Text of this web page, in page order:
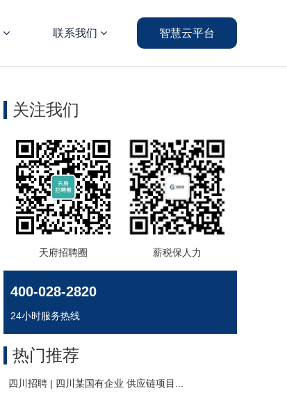
联系我们 智慧云平台
关注我们
400-028-2820
24小时服务热线
四川招聘 | 四川某国有企业 供应链项目...
热门推荐
天府招聘圈 薪税保人力